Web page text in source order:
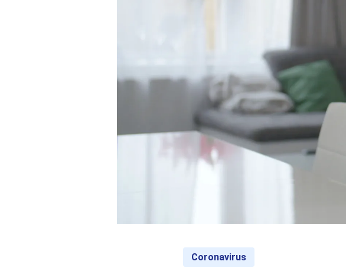
Coronavirus